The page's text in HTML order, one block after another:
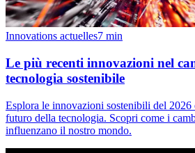
Innovations actuelles7 min
Le più recenti innovazioni nel
tecnologia sostenibile
Esplora le innovazioni sostenibili del
futuro della tecnologia. Scopri come i
influenzano il nostro mondo.